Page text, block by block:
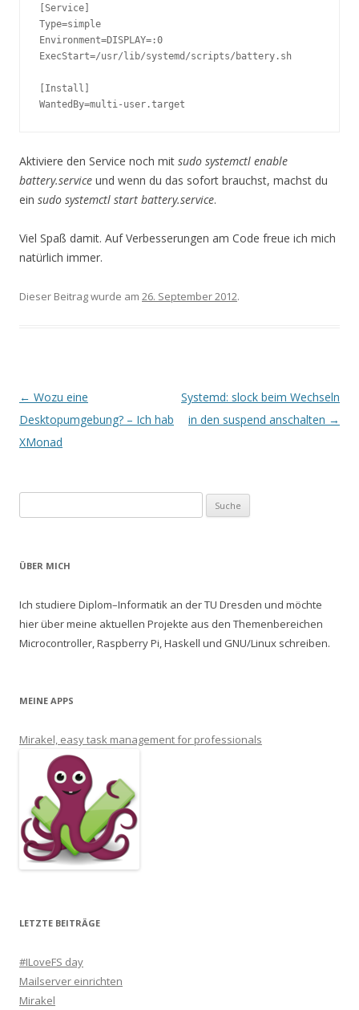
[Service]
Type=simple
Environment=DISPLAY=:0
ExecStart=/usr/lib/systemd/scripts/battery.sh
[Install]
WantedBy=multi-user.target
Aktiviere den Service noch mit sudo systemctl enable
battery.service und wenn du das sofort brauchst, machst du
ein sudo systemctl start battery.service.
Viel Spaß damit. Auf Verbesserungen am Code freue ich mich
natürlich immer.
Dieser Beitrag wurde am 26. September 2012.
Artikel-Navigation
← Wozu eine
Desktopumgebung? – Ich hab
XMonad
Systemd: slock beim Wechseln
in den suspend anschalten →
ÜBER MICH
Ich studiere Diplom–Informatik an der TU Dresden und möchte
hier über meine aktuellen Projekte aus den Themenbereichen
Microcontroller, Raspberry Pi, Haskell und GNU/Linux schreiben.
MEINE APPS
Mirakel, easy task management for professionals
LETZTE BEITRÄGE
#ILoveFS day
Mailserver einrichten
Mirakel